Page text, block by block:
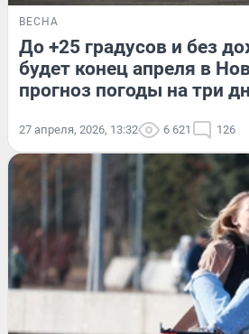
ВЕСНА
До +25 градусов и без
будет конец апреля в
прогноз погоды на три
27 апреля, 2026, 13:32 6 621 126